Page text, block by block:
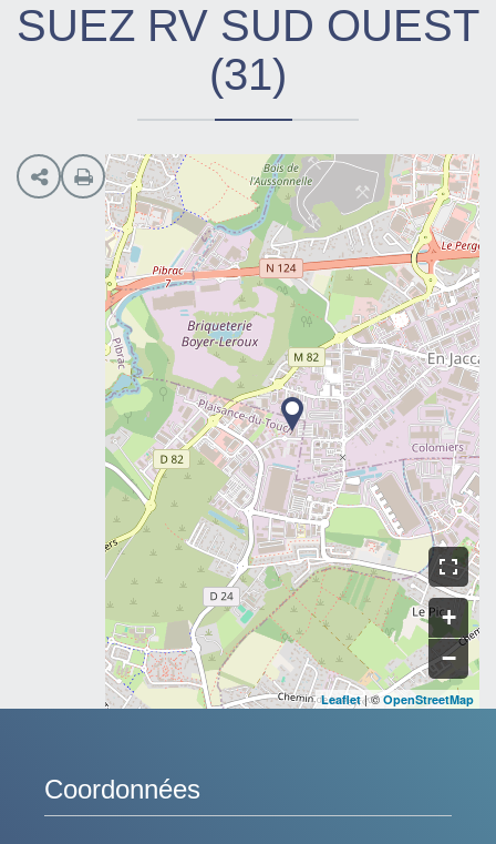
SUEZ RV SUD OUEST
(31)
+
−
Leaflet| ©OpenStreetMap
Coordonnées